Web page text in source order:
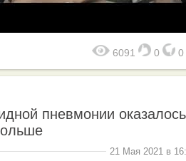
6091 0 0
пневмонии оказалось
21 Мая 2021 в